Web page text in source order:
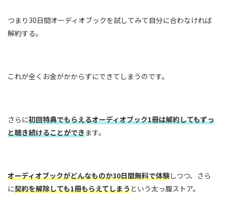
つまり30日間オーディオブックを試してみて自分に合わなければ
解約する。
これが全くお金がかからずにできてしまうのです。
さらに初回特典でもらえるオーディオブック1冊は解約してもずっ
と聴き続けることができます。
オーディオブックがどんなものか30日間無料で体験しつつ、さら
に契約を解除しても1冊もらえてしまうという太っ腹ストア。